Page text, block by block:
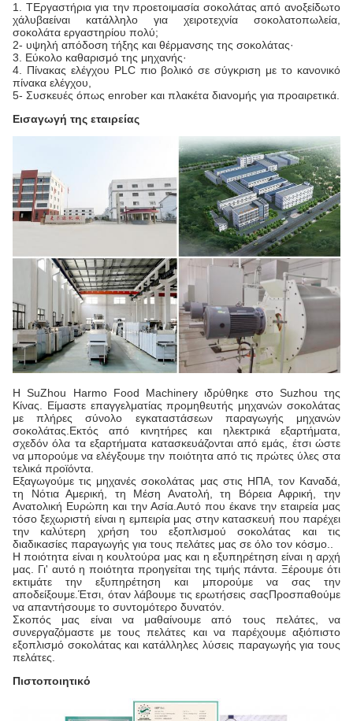
1. ΤΕργαστήρια για την προετοιμασία σοκολάτας από ανοξείδωτο
χάλυβαείναι κατάλληλο για χειροτεχνία σοκολατοπωλεία,
σοκολάτα εργαστηρίου πολύ;
2- υψηλή απόδοση τήξης και θέρμανσης της σοκολάτας·
3. Εύκολο καθαρισμό της μηχανής·
4. Πίνακας ελέγχου PLC πιο βολικό σε σύγκριση με το κανονικό
πίνακα ελέγχου,
5- Συσκευές όπως enrober και πλακέτα διανομής για προαιρετικά.
Εισαγωγή της εταιρείας
Η SuZhou Harmo Food Machinery ιδρύθηκε στο Suzhou της
Κίνας. Είμαστε επαγγελματίας προμηθευτής μηχανών σοκολάτας
με πλήρες σύνολο εγκαταστάσεων παραγωγής μηχανών
σοκολάτας.Εκτός από κινητήρες και ηλεκτρικά εξαρτήματα,
σχεδόν όλα τα εξαρτήματα κατασκευάζονται από εμάς, έτσι ώστε
να μπορούμε να ελέγξουμε την ποιότητα από τις πρώτες ύλες στα
τελικά προϊόντα.
Εξαγωγούμε τις μηχανές σοκολάτας μας στις ΗΠΑ, τον Καναδά,
τη Νότια Αμερική, τη Μέση Ανατολή, τη Βόρεια Αφρική, την
Ανατολική Ευρώπη και την Ασία.Αυτό που έκανε την εταιρεία μας
τόσο ξεχωριστή είναι η εμπειρία μας στην κατασκευή που παρέχει
την καλύτερη χρήση του εξοπλισμού σοκολάτας και τις
διαδικασίες παραγωγής για τους πελάτες μας σε όλο τον κόσμο..
Η ποιότητα είναι η κουλτούρα μας και η εξυπηρέτηση είναι η αρχή
μας. Γι' αυτό η ποιότητα προηγείται της τιμής πάντα. Ξέρουμε ότι
εκτιμάτε την εξυπηρέτηση και μπορούμε να σας την
αποδείξουμε.Έτσι, όταν λάβουμε τις ερωτήσεις σαςΠροσπαθούμε
να απαντήσουμε το συντομότερο δυνατόν.
Σκοπός μας είναι να μαθαίνουμε από τους πελάτες, να
συνεργαζόμαστε με τους πελάτες και να παρέχουμε αξιόπιστο
εξοπλισμό σοκολάτας και κατάλληλες λύσεις παραγωγής για τους
πελάτες.
Πιστοποιητικό